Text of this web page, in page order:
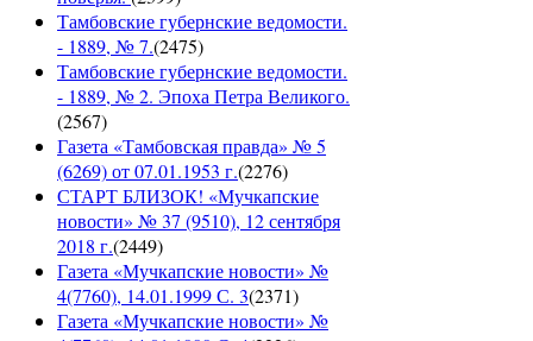
Тамбовские губернские ведомости.
- 1889, № 7.(2475)
Тамбовские губернские ведомости.
- 1889, № 2. Эпоха Петра Великого.
(2567)
Газета «Тамбовская правда» № 5
(6269) от 07.01.1953 г.(2276)
СТАРТ БЛИЗОК! «Мучкапские
новости» № 37 (9510), 12 сентября
2018 г.(2449)
Газета «Мучкапские новости» №
4(7760), 14.01.1999 С. 3(2371)
Газета «Мучкапские новости» №